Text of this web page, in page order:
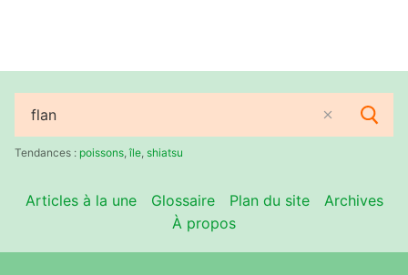
Rechercher
:Tendances : poissons ,île shiatsu
Articles à la une Glossaire Plan du site
Archives
À propos